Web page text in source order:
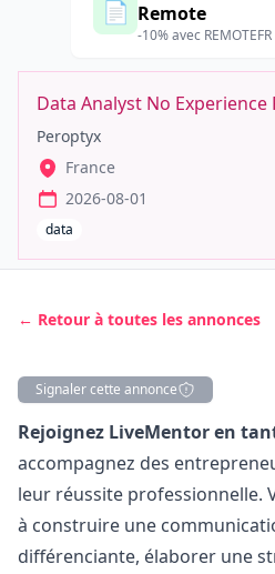
📄 Remote
-10% avec REMOTEFR
Data Analyst No Experience
Peroptyx
France
2026-08-01
data
← Retour à toutes les annonces
Signaler cette annonce
Description
Rejoignez LiveMentor en
accompagnez des
leur réussite professionnelle.
à construire une
différenciante, élaborer une